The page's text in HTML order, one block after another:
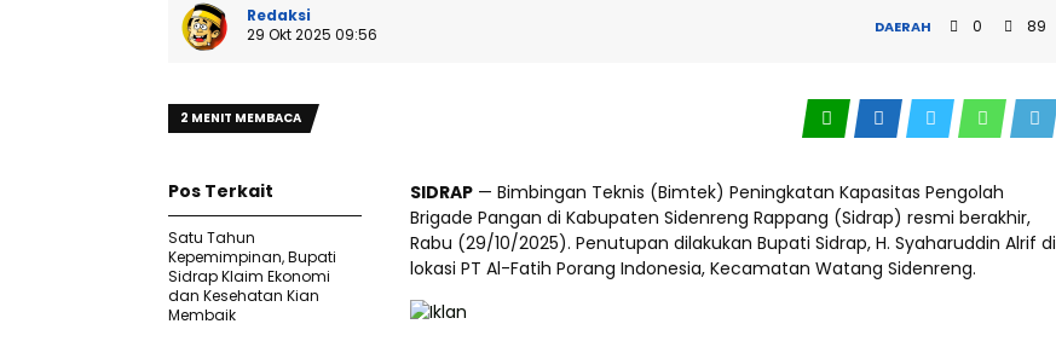
Redaksi
29 Okt 2025 09:56
DAERAH 0 89
2 MENIT MEMBACA
SIDRAP — Bimbingan Teknis (Bimtek) Peningkatan Kapasitas Pengolah
Brigade Pangan di Kabupaten Sidenreng Rappang (Sidrap) resmi berakhir,
Rabu (29/10/2025). Penutupan dilakukan Bupati Sidrap, H. Syaharuddin Alrif di
lokasi PT Al-Fatih Porang Indonesia, Kecamatan Watang Sidenreng.
Pos Terkait
Satu Tahun
Kepemimpinan, Bupati
Sidrap Klaim Ekonomi
dan Kesehatan Kian
Membaik